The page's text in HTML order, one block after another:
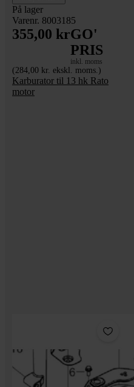
På lager
Varenr. 8003185
355,00 krGO'
PRIS
inkl. moms
(284,00 kr. ekskl. moms.)
Karburator til 13 hk Rato
motor